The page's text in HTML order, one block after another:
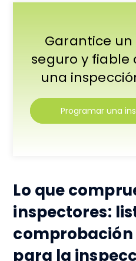
Garantice
seguro y fiable
una
Programar una
Lo que
inspectores:
para la